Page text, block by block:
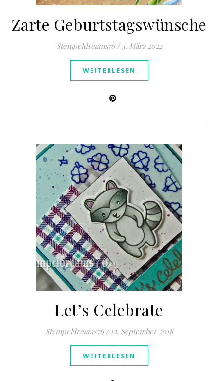
Zarte Geburtstagswünsche
Stempeldreams76 / 3. März 2022
WEITERLESEN
Let’s Celebrate
Stempeldreams76 / 12. September 2018
WEITERLESEN